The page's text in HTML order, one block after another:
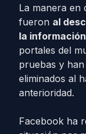
La manera en
fueron al
la
portales del
pruebas y
eliminados al
anterioridad.
Facebook ha